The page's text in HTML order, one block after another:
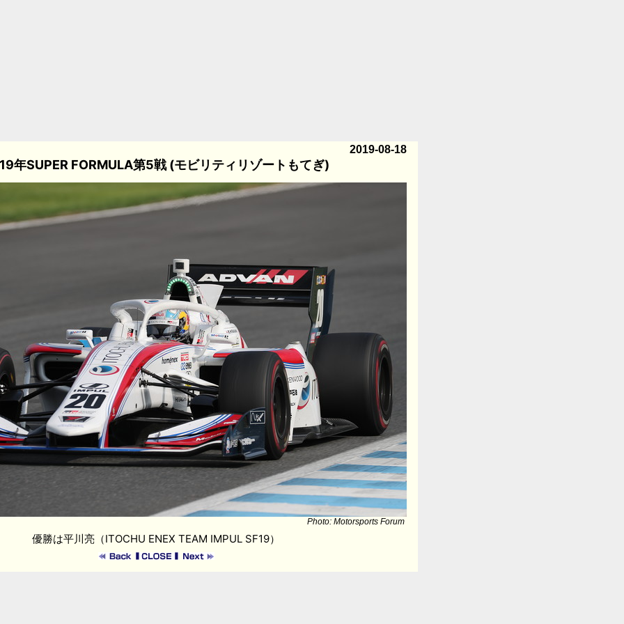
2019-08-18
年SUPER FORMULA第5戦 (モビリティリゾートもてぎ)
Photo: Motorsports Forum
優勝は平川亮（ITOCHU ENEX TEAM IMPUL SF19）